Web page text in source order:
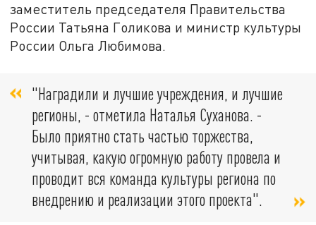
заместитель председателя Правительства
России Татьяна Голикова и министр культуры
России Ольга Любимова.
"Наградили и лучшие учреждения, и лучшие
регионы, - отметила Наталья Суханова. -
Было приятно стать частью торжества,
учитывая, какую огромную работу провела и
проводит вся команда культуры региона по
внедрению и реализации этого проекта".